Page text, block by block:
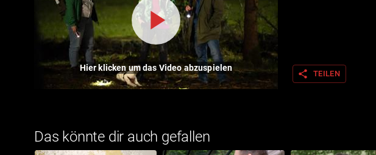
Hier klicken um das Video abzuspielen
share TEILEN
Das könnte dir auch gefallen